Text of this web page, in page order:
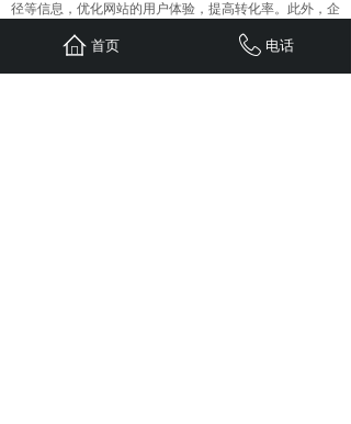
径等信息，优化网站的用户体验，提高转化率。此外，企
业还可以利用社交媒体广告、电子邮件营销等手段，精准
地将营销信息推送给目标客户，提高营销效果。
综上所述，企业要创造全新的客户群体，全网营销实施必
首页 电话